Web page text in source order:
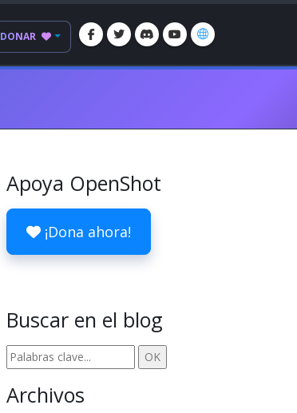
DONAR
Apoya OpenShot
¡Dona ahora!
Buscar en el blog
Archivos